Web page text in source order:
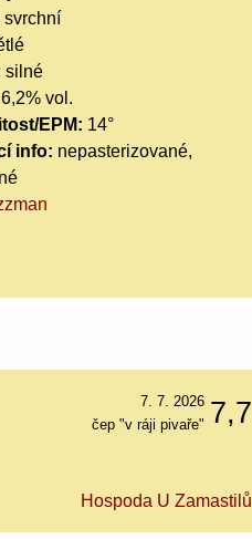
svrchní
silné
6,2% vol.
EPM: 14°
info: nepasterizované,
7,7
7. 7. 2026
čep "v ráji pivaře"
Hospoda U Zamastilů